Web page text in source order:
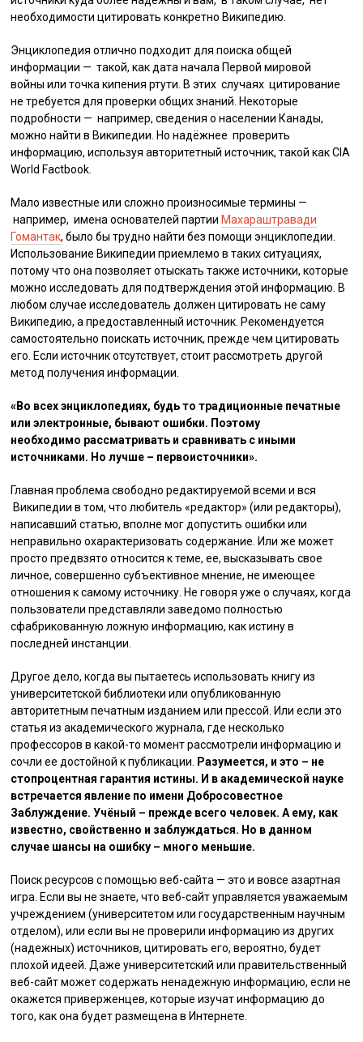
необходимости цитировать конкретно Википедию.
Энциклопедия отлично подходит для поиска общей
информации — такой, как дата начала Первой мировой
войны или точка кипения ртути. В этих случаях цитирование
не требуется для проверки общих знаний. Некоторые
подробности — например, сведения о населении Канады,
можно найти в Википедии. Но надёжнее проверить
информацию, используя авторитетный источник, такой как CIA
World Factbook.
Мало известные или сложно произносимые термины —
например, имена основателей партии Махараштравади
Гомантак, было бы трудно найти без помощи энциклопедии.
Использование Википедии приемлемо в таких ситуациях,
потому что она позволяет отыскать также источники, которые
можно исследовать для подтверждения этой информацию. В
любом случае исследователь должен цитировать не саму
Википедию, а предоставленный источник. Рекомендуется
самостоятельно поискать источник, прежде чем цитировать
его. Если источник отсутствует, стоит рассмотреть другой
метод получения информации.
«Во всех энциклопедиях, будь то традиционные печатные
или электронные, бывают ошибки. Поэтому
необходимо рассматривать и сравнивать с иными
источниками. Но лучше – первоисточники».
Главная проблема свободно редактируемой всеми и вся
Википедии в том, что любитель «редактор» (или редакторы),
написавший статью, вполне мог допустить ошибки или
неправильно охарактеризовать содержание. Или же может
просто предвзято относится к теме, ее, высказывать свое
личное, совершенно субъективное мнение, не имеющее
отношения к самому источнику. Не говоря уже о случаях, когда
пользователи представляли заведомо полностью
сфабрикованную ложную информацию, как истину в
последней инстанции.
Другое дело, когда вы пытаетесь использовать книгу из
университетской библиотеки или опубликованную
авторитетным печатным изданием или прессой. Или если это
статья из академического журнала, где несколько
профессоров в какой-то момент рассмотрели информацию и
сочли ее достойной к публикации.
Разумеется, и это – не
стопроцентная гарантия истины. И в академической науке
встречается явление по имени Добросовестное
Заблуждение. Учёный – прежде всего человек. А ему, как
известно, свойственно и заблуждаться. Но в данном
случае шансы на ошибку – много меньшие.
Поиск ресурсов с помощью веб-сайта — это и вовсе азартная
игра. Если вы не знаете, что веб-сайт управляется уважаемым
учреждением (университетом или государственным научным
отделом), или если вы не проверили информацию из других
(надежных) источников, цитировать его, вероятно, будет
плохой идеей. Даже университетский или правительственный
веб-сайт может содержать ненадежную информацию, если не
окажется приверженцев, которые изучат информацию до
того, как она будет размещена в Интернете.